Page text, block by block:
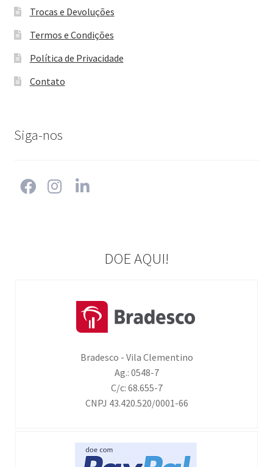
Trocas e Devoluções
Termos e Condições
Política de Privacidade
Contato
Siga-nos
DOE AQUI!
Bradesco - Vila Clementino
Ag.: 0548-7
C/c: 68.655-7
CNPJ 43.420.520/0001-66